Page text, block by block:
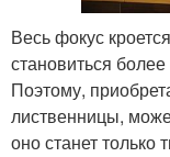
Весь фокус
становиться
Поэтому,
лиственницы,
оно станет только